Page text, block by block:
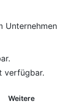
Unternehmen
verfügbar.
Weitere